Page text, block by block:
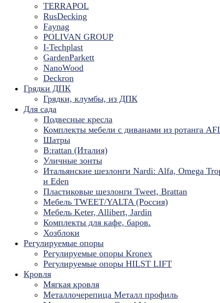
TERRAPOL
RusDecking
Faynag
POLIVAN GROUP
I-Techplast
GardenParkett
NanoWood
Deckron
Грядки ДПК
Грядки, клумбы, из ДПК
Для сада
Подвесные кресла
Комплекты мебели с диванами из ротанга
Шатры
B:rattan (Италия)
Уличные зонты
Итальянские шезлонги Nardi: Alfa, Omega
и Eden
Пластиковые шезлонги Tweet, Brattan
Мебель TWEET/YALTA (Россия)
Мебель Keter, Allibert, Jardin
Комплекты для кафе, баров.
Хозблоки
Регулируемые опоры
Регулируемые опоры Kronex
Регулируемые опоры HILST LIFT
Кровля
Мягкая кровля
Металлочерепица Металл профиль